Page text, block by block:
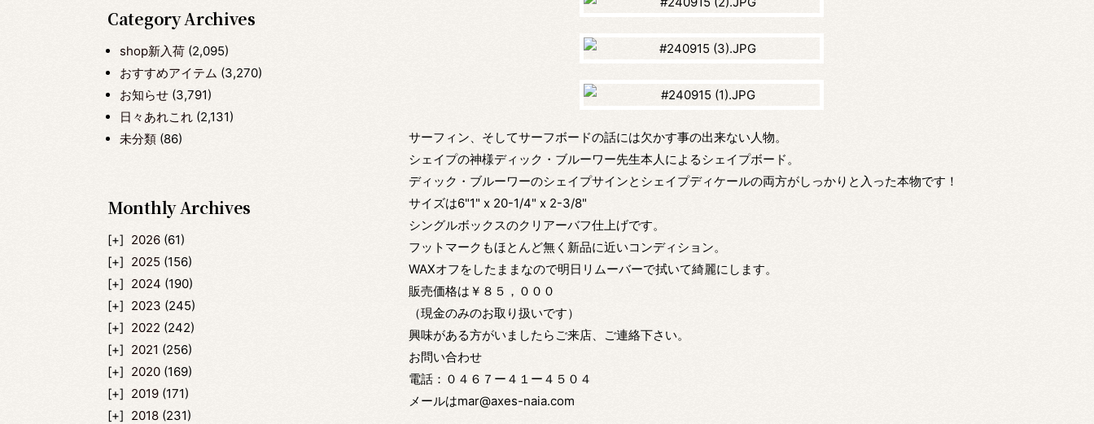
Category Archives
shop新入荷 (2,095)
おすすめアイテム (3,270)
お知らせ (3,791)
日々あれこれ (2,131)
未分類 (86)
Monthly Archives
2026 (61)
2025 (156)
2024 (190)
2023 (245)
2022 (242)
2021 (256)
2020 (169)
2019 (171)
2018 (231)
サーフィン、そしてサーフボードの話には欠かす事の出来ない人物。
シェイプの神様ディック・ブルーワー先生本人によるシェイプボード。
ディック・ブルーワーのシェイプサインとシェイプディケールの両方がしっかりと入った本物です！
サイズは6"1" x 20-1/4" x 2-3/8"
シングルボックスのクリアーバフ仕上げです。
フットマークもほとんど無く新品に近いコンディション。
WAXオフをしたままなので明日リムーバーで拭いて綺麗にします。
販売価格は￥８５，０００
（現金のみのお取り扱いです）
興味がある方がいましたらご来店、ご連絡下さい。
お問い合わせ
電話：０４６７ー４１ー４５０４
メールはmar@axes-naia.com